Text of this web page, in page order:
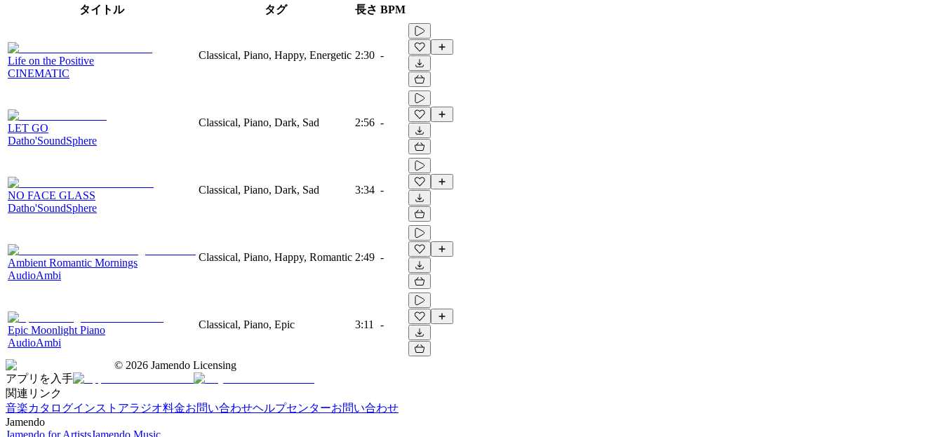
タイトル タグ 長さ BPM
Life on the Positive
CINEMATIC
Classical, Piano, Happy, Energetic 2:30 -
LET GO
Datho'SoundSphere
Classical, Piano, Dark, Sad 2:56 -
NO FACE GLASS
Datho'SoundSphere
Classical, Piano, Dark, Sad 3:34 -
Ambient Romantic Mornings
AudioAmbi
Classical, Piano, Happy, Romantic 2:49 -
Epic Moonlight Piano
AudioAmbi
Classical, Piano, Epic 3:11 -
© 2026 Jamendo Licensing
アプリを入手
関連リンク
音楽カタログインストアラジオ料金お問い合わせヘルプセンターお問い合わせ
Jamendo
Jamendo for ArtistsJamendo Music